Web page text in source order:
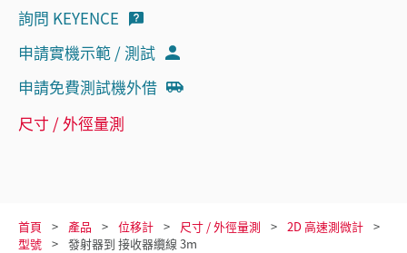
詢問 KEYENCE
申請實機示範 / 測試
申請免費測試機外借
尺寸 / 外徑量測
首頁 產品 位移計 尺寸 / 外徑量測
2D 高速測微計
型號
發射器到 接收器纜線 3m